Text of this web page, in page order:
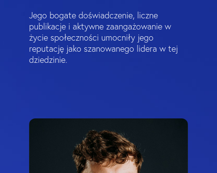
Jego bogate doświadczenie, liczne
publikacje i aktywne zaangażowanie w
życie społeczności umocniły jego
reputację jako szanowanego lidera w tej
dziedzinie.